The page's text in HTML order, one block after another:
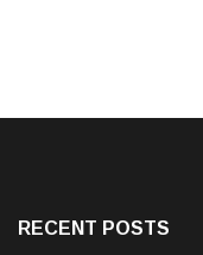
RECENT POSTS